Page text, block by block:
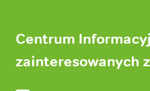
Centrum
zainteresowanych